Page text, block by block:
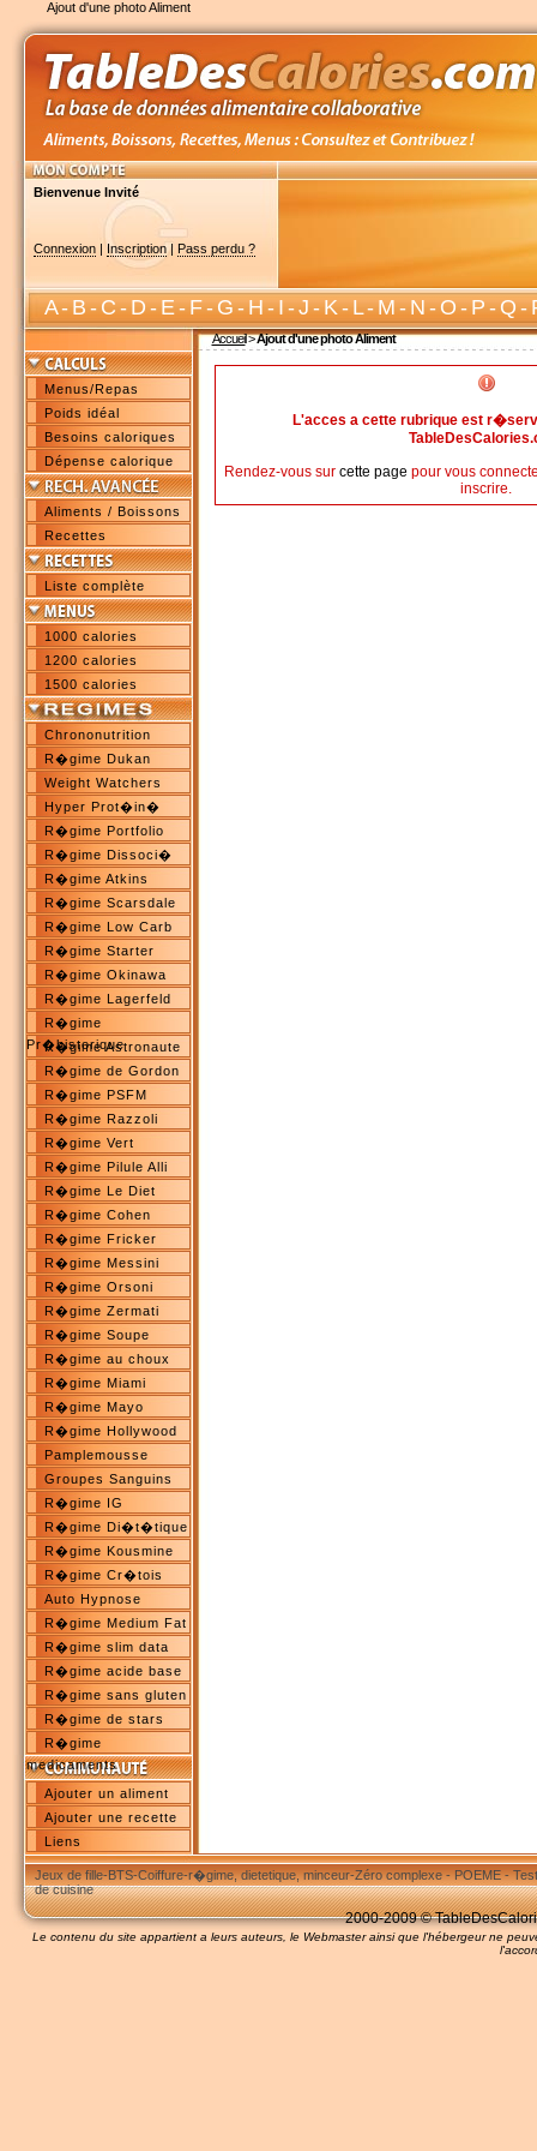
Ajout d'une photo Aliment
Bienvenue Invité
Connexion| Inscription| Pass perdu ?
A-B-C-D-E-F-G-H-I-J-K-L-M-N-O-P-Q-
Accueil>Ajout d'une photo Aliment
Menus/Repas
Poids idéal
Besoins caloriques
Dépense calorique
Aliments / Boissons
Recettes
Liste complète
1000 calories
1200 calories
1500 calories
Chrononutrition
R�gime Dukan
Weight Watchers
Hyper Prot�in�
R�gime Portfolio
R�gime Dissoci�
R�gime Atkins
R�gime Scarsdale
R�gime Low Carb
R�gime Starter
R�gime Okinawa
R�gime Lagerfeld
R�gime
Pr�historique
R�gime Astronaute
R�gime de Gordon
R�gime PSFM
R�gime Razzoli
R�gime Vert
R�gime Pilule Alli
R�gime Le Diet
R�gime Cohen
R�gime Fricker
R�gime Messini
R�gime Orsoni
R�gime Zermati
R�gime Soupe
R�gime au choux
R�gime Miami
R�gime Mayo
R�gime Hollywood
Pamplemousse
Groupes Sanguins
R�gime IG
R�gime Di�t�tique
R�gime Kousmine
R�gime Cr�tois
Auto Hypnose
R�gime Medium Fat
R�gime slim data
R�gime acide base
R�gime sans gluten
R�gime de stars
R�gime
medicaments
Ajouter un aliment
Ajouter une recette
Liens
L'acces a cette rubrique est
Rendez-vous sur cette page pour vous
inscrire.
Jeux de fille-BTS-Coiffure-r�gime, dietetique, minceur-Zéro complexe-POEME-
de cuisine
2000-2009 ©
Le contenu du site appartient a leurs auteurs, le Webmaster ainsi que l'hébergeur ne